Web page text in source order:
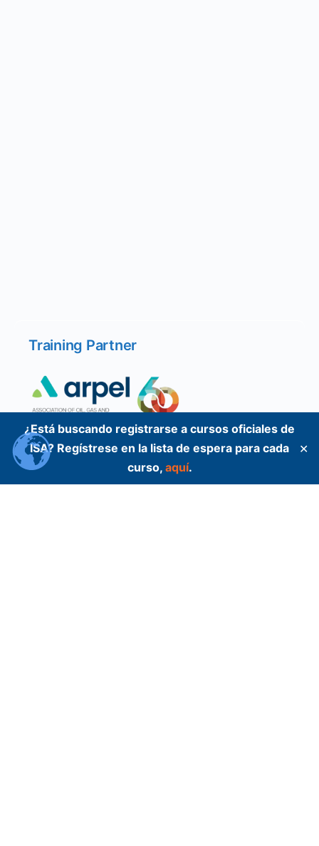
¿Está buscando registrarse a cursos oficiales de
ISA? Regístrese en la lista de espera para cada
curso, aquí.
✕
Training Partner